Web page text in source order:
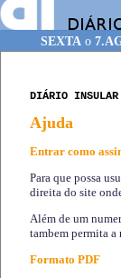
SEXTA o
DIÁRIO INSULAR
Ajuda
Entrar como
Para que possa
direita do site
Além de um
tambem permita
Formato PDF